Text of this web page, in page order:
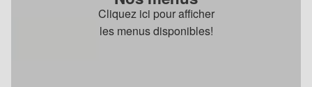
Cliquez ici pour afficher
les menus disponibles!